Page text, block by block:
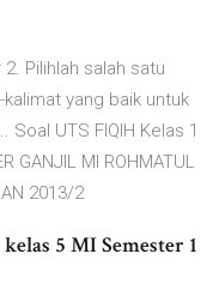
Pilihlah salah satu
yang baik untuk
UTS FIQIH Kelas 1
GANJIL MI ROHMATUL
2013/2
5 MI Semester 1